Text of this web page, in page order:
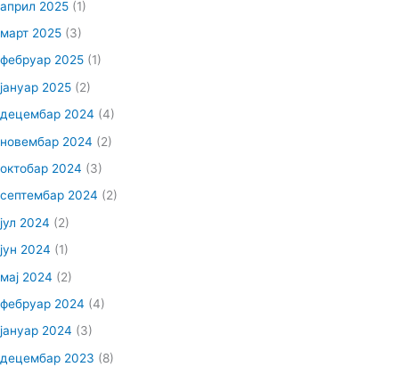
април 2025 (1)
март 2025 (3)
фебруар 2025 (1)
јануар 2025 (2)
децембар 2024 (4)
новембар 2024 (2)
октобар 2024 (3)
септембар 2024 (2)
јул 2024 (2)
јун 2024 (1)
мај 2024 (2)
фебруар 2024 (4)
јануар 2024 (3)
децембар 2023 (8)